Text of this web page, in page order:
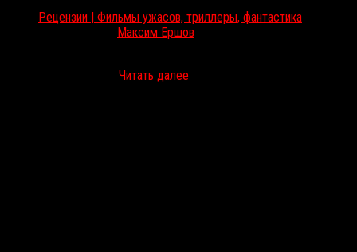
Рецензии | Фильмы ужасов, триллеры, фантастика
Максим Ершов
Читать далее